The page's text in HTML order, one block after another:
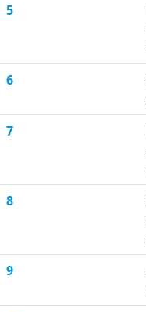
5
6
7
8
9